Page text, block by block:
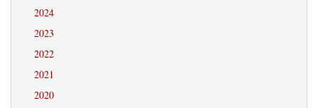
2024
2023
2022
2021
2020